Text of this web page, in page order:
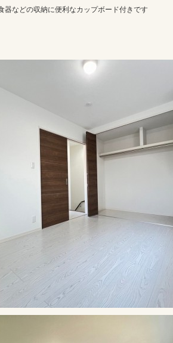
器などの収納に便利なカップボード付きです